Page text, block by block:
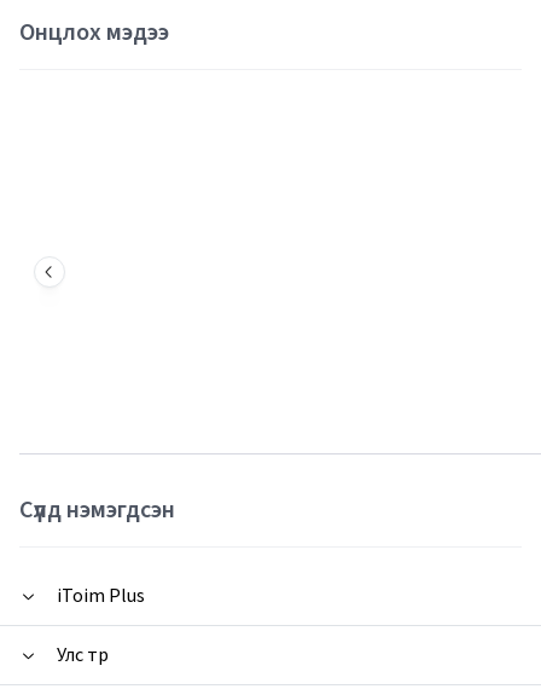
Онцлох мэдээ
Сүүлд нэмэгдсэн
iToim Plus
Улс төр